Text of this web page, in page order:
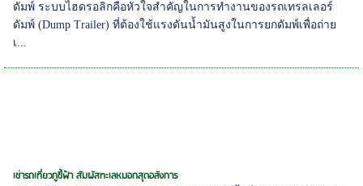
ดัมพ์ ระบบไฮดรอลิกคือหัวใจสำคัญในการทำงานของรถเทรลเลอร์
ดัมพ์ (Dump Trailer) ที่ต้องใช้แรงดันน้ำมันสูงในการยกดัมพ์เพื่อถ่าย
เ...
เช่ารถเที่ยวภูชี้ฟ้า สัมผัสทะเลหมอกสุดอลังการ